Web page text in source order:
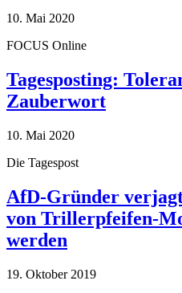
10. Mai 2020
FOCUS Online
Tagesposting:
Zauberwort
10. Mai 2020
Die Tagespost
AfD-Gründer
von Trillerpfeifen-
werden
19. Oktober 2019